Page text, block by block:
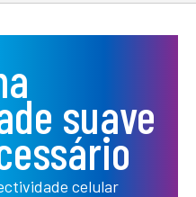
suave
celular